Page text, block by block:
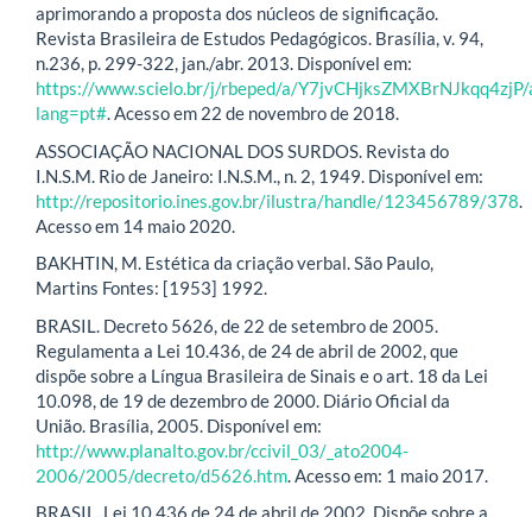
aprimorando a proposta dos núcleos de significação.
Revista Brasileira de Estudos Pedagógicos. Brasília, v. 94,
n.236, p. 299-322, jan./abr. 2013. Disponível em:
https://www.scielo.br/j/rbeped/a/
lang=pt#. Acesso em 22 de novembro de 2018.
ASSOCIAÇÃO NACIONAL DOS SURDOS. Revista do
I.N.S.M. Rio de Janeiro: I.N.S.M., n. 2, 1949. Disponível em:
http://repositorio.ines.gov.br/ilustra/handle/123456789/378
Acesso em 14 maio 2020.
BAKHTIN, M. Estética da criação verbal. São Paulo,
Martins Fontes: [1953] 1992.
BRASIL. Decreto 5626, de 22 de setembro de 2005.
Regulamenta a Lei 10.436, de 24 de abril de 2002, que
dispõe sobre a Língua Brasileira de Sinais e o art. 18 da Lei
10.098, de 19 de dezembro de 2000. Diário Oficial da
União. Brasília, 2005. Disponível em:
http://www.planalto.gov.br/ccivil_03/_ato2004-
2006/2005/decreto/d5626.htm . Acesso em: 1 maio 2017.
BRASIL. Lei 10.436 de 24 de abril de 2002. Dispõe sobre a